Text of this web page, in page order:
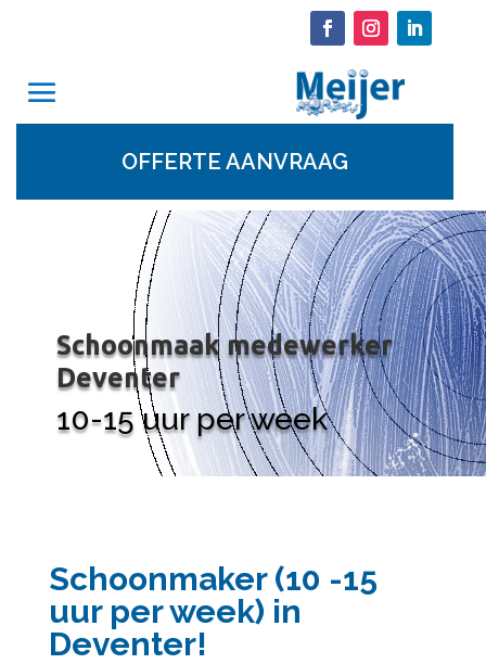
OFFERTE AANVRAAG
Schoonmaak medewerker
Deventer
10-15 uur per week
Schoonmaker (10 -15
uur per week) in
Deventer!